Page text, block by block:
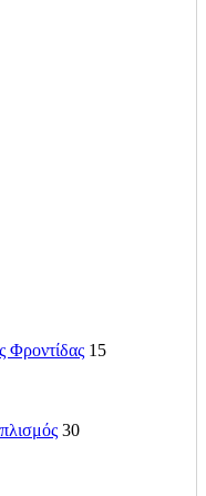
Φροντίδας 15
30